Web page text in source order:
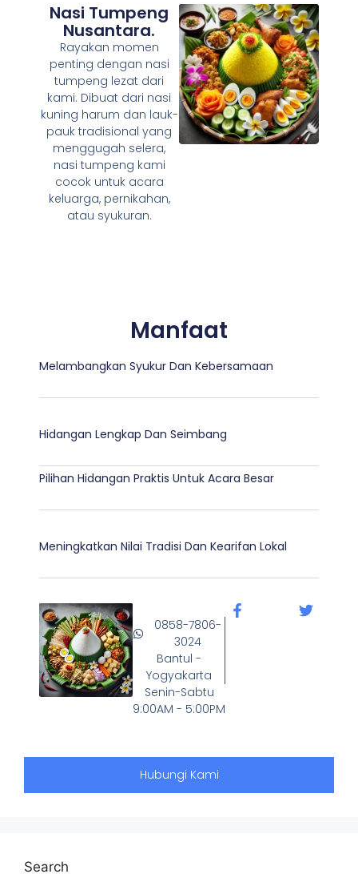
Nasi Tumpeng
Nusantara.
Rayakan momen
penting dengan nasi
tumpeng lezat dari
kami. Dibuat dari nasi
kuning harum dan lauk-
pauk tradisional yang
menggugah selera,
nasi tumpeng kami
cocok untuk acara
keluarga, pernikahan,
atau syukuran.
Manfaat
Melambangkan Syukur Dan Kebersamaan
Hidangan Lengkap Dan Seimbang
Pilihan Hidangan Praktis Untuk Acara Besar
Meningkatkan Nilai Tradisi Dan Kearifan Lokal
0858-7806-
3024
Bantul -
Yogyakarta
Senin-Sabtu
9:00AM - 5:00PM
Hubungi Kami
Search